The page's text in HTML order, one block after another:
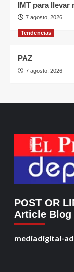
IMT para llevar
7 agosto, 2026
Tendencias
PAZ
7 agosto, 2026
POST OR
Article Blog
mediadigital-